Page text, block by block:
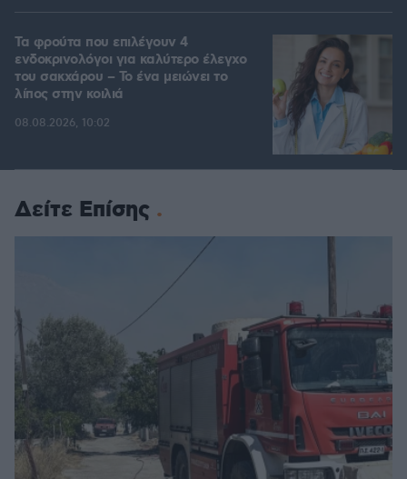
Τα φρούτα που επιλέγουν 4
ενδοκρινολόγοι για καλύτερο έλεγχο
του σακχάρου – Το ένα μειώνει το
λίπος στην κοιλιά
08.08.2026, 10:02
Δείτε Επίσης